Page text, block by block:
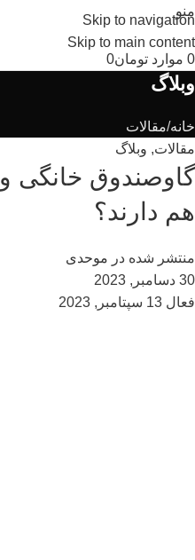
Skip to navigation
Skip to main content
منو
0 موارد تومان0
وبلاگ
خانه مقالات
مقالات, وبلاگ
گاوصندوق خانگی
هم دارند؟
منتشر شده در موحدی
30 دسامبر, 2023
فعال 13 سپتامبر, 2023